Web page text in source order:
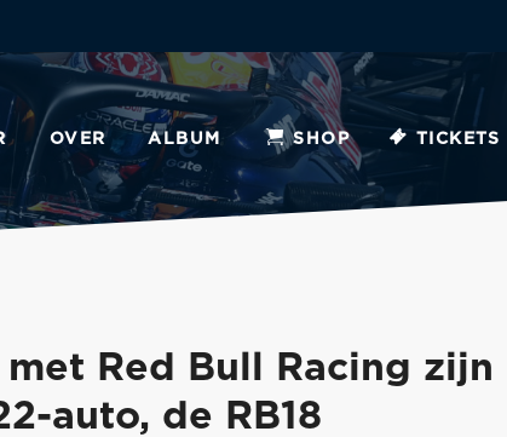
OVER ALBUM SHOP TICKETS
Red Bull Racing zijn
auto, de RB18